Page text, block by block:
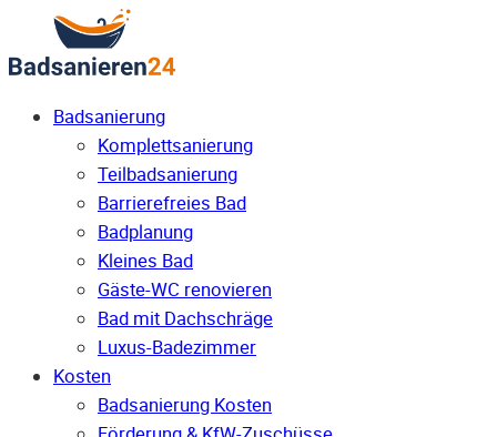
Badsanierung
Komplettsanierung
Teilbadsanierung
Barrierefreies Bad
Badplanung
Kleines Bad
Gäste-WC renovieren
Bad mit Dachschräge
Luxus-Badezimmer
Kosten
Badsanierung Kosten